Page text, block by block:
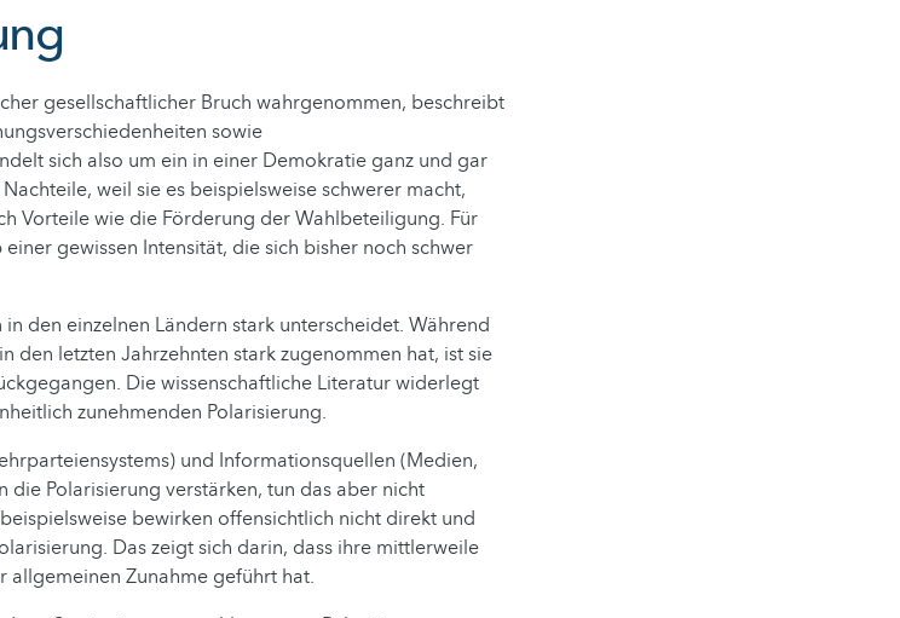
gesellschaftlicher Bruch wahrgenommen, beschreibt
sowie
sich also um ein in einer Demokratie ganz und gar
weil sie es beispielsweise schwerer macht,
Vorteile wie die Förderung der Wahlbeteiligung. Für
gewissen Intensität, die sich bisher noch schwer
den einzelnen Ländern stark unterscheidet. Während
den letzten Jahrzehnten stark zugenommen hat, ist sie
Die wissenschaftliche Literatur widerlegt
zunehmenden Polarisierung.
und Informationsquellen (Medien,
die Polarisierung verstärken, tun das aber nicht
bewirken offensichtlich nicht direkt und
Das zeigt sich darin, dass ihre mittlerweile
allgemeinen Zunahme geführt hat.